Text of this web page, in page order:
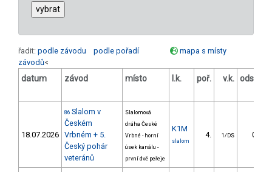
řadit: podle závodu podle pořadí
mapa s místy
závodů<
datum závod místo l.k. poř. v.k. odstup
18.07.2026
86 Slalom v
Českém
Vrbném + 5.
Český pohár
veteránů
Slalomová
dráha České
Vrbné - horní
úsek kanálu -
první dvě peřeje
K1M
slalom
4. 1/DS 0.61